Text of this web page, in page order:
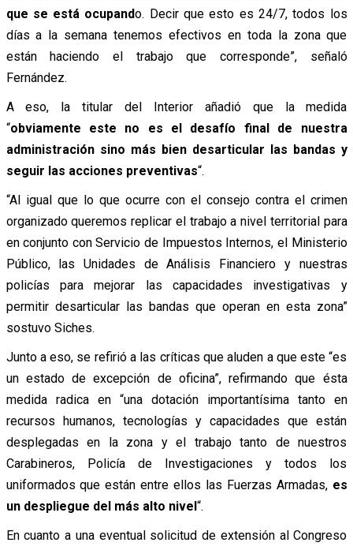
que se está ocupando. Decir que esto es 24/7, todos los
días a la semana tenemos efectivos en toda la zona que
están haciendo el trabajo que corresponde”, señaló
Fernández.
A eso, la titular del Interior añadió que la medida
“obviamente este no es el desafío final de nuestra
administración sino más bien desarticular las bandas y
seguir las acciones preventivas“.
“Al igual que lo que ocurre con el consejo contra el crimen
organizado queremos replicar el trabajo a nivel territorial para
en conjunto con Servicio de Impuestos Internos, el Ministerio
Público, las Unidades de Análisis Financiero y nuestras
policías para mejorar las capacidades investigativas y
permitir desarticular las bandas que operan en esta zona”
sostuvo Siches.
Junto a eso, se refirió a las críticas que aluden a que este “es
un estado de excepción de oficina”, refirmando que ésta
medida radica en “una dotación importantísima tanto en
recursos humanos, tecnologías y capacidades que están
desplegadas en la zona y el trabajo tanto de nuestros
Carabineros, Policía de Investigaciones y todos los
uniformados que están entre ellos las Fuerzas Armadas, es
un despliegue del más alto nivel“.
En cuanto a una eventual solicitud de extensión al Congreso